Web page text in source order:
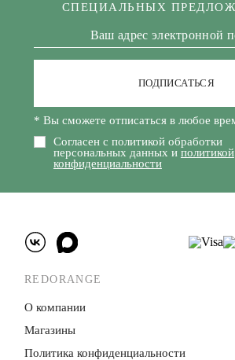
СПЕЦИАЛЬНЫХ
ПОДПИСАТЬСЯ
Согласен с политикой обработки
персональных данных и политикой
конфиденциальности
* Вы сможете отписаться в любое
REDORANGE
О компании
Магазины
Политика конфиденци­альности